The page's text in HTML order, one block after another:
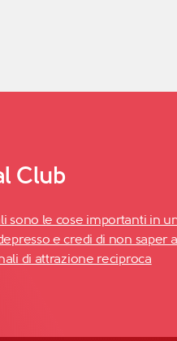
Club
sono le cose importanti in
e credi di non saper
di attrazione reciproca